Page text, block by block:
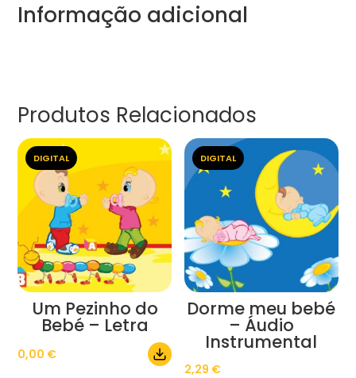
Informação adicional
Produtos Relacionados
DIGITAL
Um Pezinho do
Bebé – Letra
0,00 €
DIGITAL
Dorme meu bebé
– Áudio
Instrumental
2,29 €